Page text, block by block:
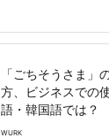
「ごちそうさま」
方、ビジネスでの
語・韓国語では？
WURK